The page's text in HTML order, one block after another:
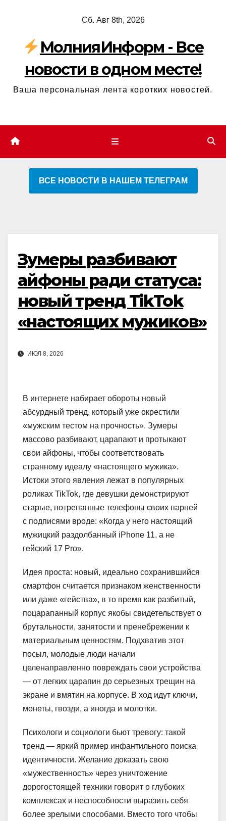
содержимому
Сб. Авг 8th, 2026
МолнияИнформ - Все
новости в одном месте!
Ваша персональная лента коротких новостей.
ВСЕ НОВОСТИ В НАШЕМ ТЕЛЕГРАМ
Зумеры разбивают
айфоны ради статуса:
новый тренд TikTok
«настоящих мужиков»
ИЮЛ 8, 2026
В интернете набирает обороты новый
абсурдный тренд, который уже окрестили
«мужским тестом на прочность». Зумеры
массово разбивают, царапают и протыкают
свои айфоны, чтобы соответствовать
странному идеалу «настоящего мужика».
Истоки этого явления лежат в популярных
роликах TikTok, где девушки демонстрируют
старые, потрепанные телефоны своих парней
с подписями вроде: «Когда у него настоящий
мужицкий раздолбанный iPhone 11, а не
гейский 17 Pro».
Идея проста: новый, идеально сохранившийся
смартфон считается признаком женственности
или даже «гейства», в то время как разбитый,
поцарапанный корпус якобы свидетельствует о
брутальности, занятости и пренебрежении к
материальным ценностям. Подхватив этот
посыл, молодые люди начали
целенаправленно повреждать свои устройства
— от легких царапин до серьезных трещин на
экране и вмятин на корпусе. В ход идут ключи,
монеты, гвозди, а иногда и молотки.
Психологи и социологи бьют тревогу: такой
тренд — яркий пример инфантильного поиска
идентичности. Желание доказать свою
«мужественность» через уничтожение
дорогостоящей техники говорит о глубоких
комплексах и неспособности выразить себя
более зрелыми способами. Вместо того чтобы